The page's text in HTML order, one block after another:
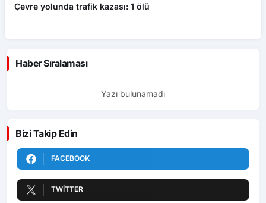
Çevre yolunda trafik kazası: 1 ölü
Haber Sıralaması
Yazı bulunamadı
Bizi Takip Edin
FACEBOOK
TWITTER